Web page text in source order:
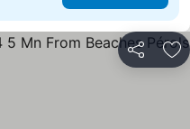
Partilhar